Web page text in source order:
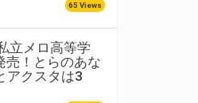
65 Views
立メロ高等学
売！とらのあな
アクスタは3